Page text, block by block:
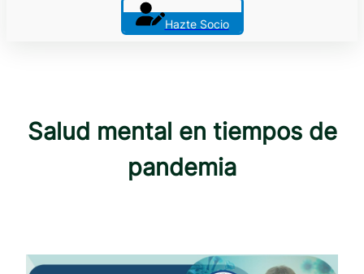
Hazte Socio
Salud mental en tiempos de
pandemia